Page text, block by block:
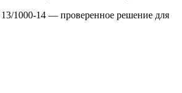
1000-14 — проверенное решение для